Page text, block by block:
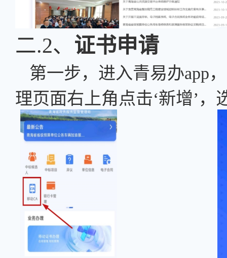
二.2、 证书申请
第一步， 进入青易办app
理页面右上角点击‘新增’，